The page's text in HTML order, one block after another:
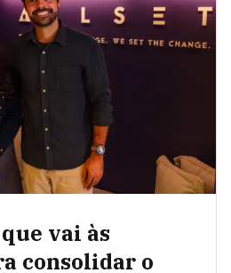
vai às
consolidar o